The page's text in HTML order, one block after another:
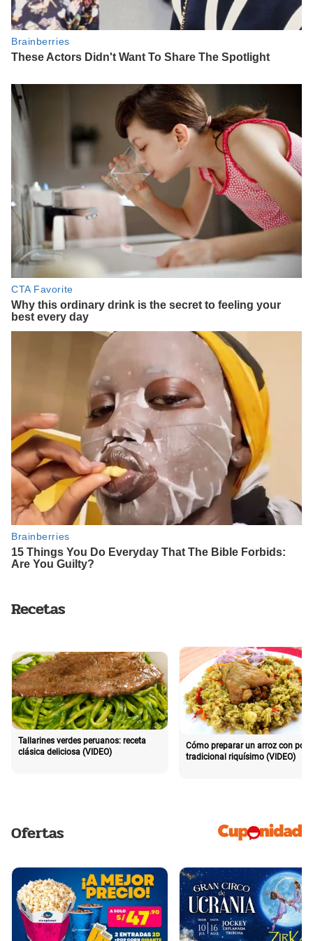
Recetas
Tallarines verdes peruanos: receta
clásica deliciosa (VIDEO)
Cómo preparar un arroz con pollo
tradicional riquísimo (VIDEO)
Ofertas